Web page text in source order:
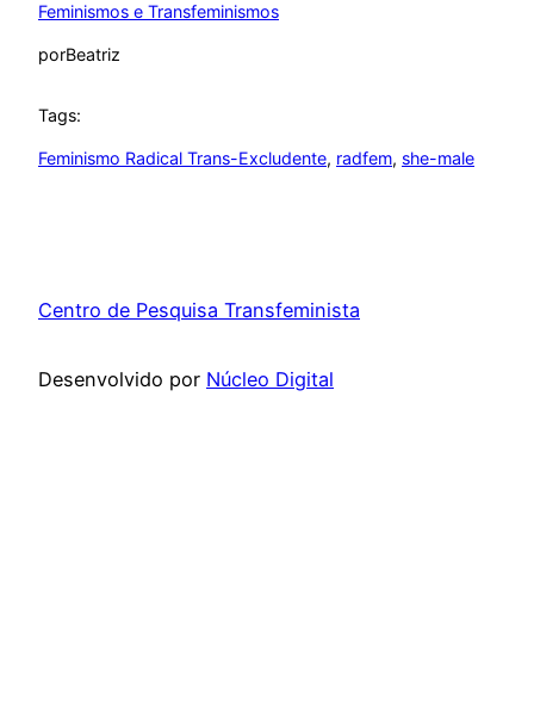
Feminismos e Transfeminismos
porBeatriz
Tags:
Feminismo Radical Trans-Excludente, radfem, she-male
Centro de Pesquisa Transfeminista
Desenvolvido por Núcleo Digital